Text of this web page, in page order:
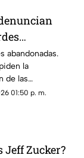
y llenas
abandonadas.
la
de las
limpiar y
01:50 p. m.
Jeff Zucker?